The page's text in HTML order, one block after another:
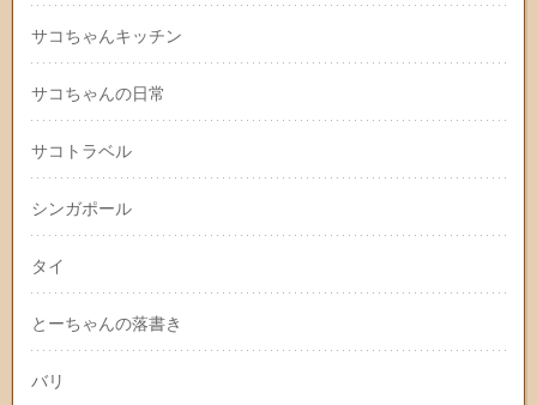
サコちゃんキッチン
サコちゃんの日常
サコトラベル
シンガポール
タイ
とーちゃんの落書き
バリ